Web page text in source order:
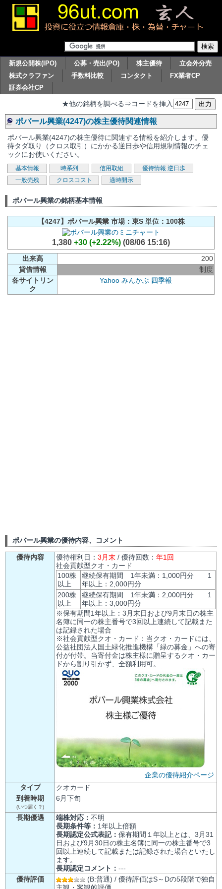
新規公開株(IPO) 公募・売出(PO) 株主優待
立会外分売
株式クラファン
手数料比較 コンタクト
FX業者CP
証券会社CP
★他の銘柄を調べる⇒コードを挿入
ポバール興業(4247)の株主優待関連情報
ポバール興業(4247)の株主優待に関連する情報を紹介します。優
待タダ取り（クロス取引）にかかる逆日歩や信用規制情報のチェ
ックにお使いください。
基本情報 時系列 信用取組 優待情報 逆日歩
一般売残
クロスコスト 適時開示
ポバール興業の銘柄基本情報
【4247】ポバール興業 市場：東S 単位：100株
1,380 +30 (+2.22%) (08/06 15:16)
出来高
200
貸借情報
制度
各サイトリン
ク
Yahoo みんかぶ 四季報
ポバール興業の優待内容、コメント
優待内容 優待権利日： 3月末 / 優待回数： 年1回
社会貢献型クオ・カード
100株
以上
継続保有期間 1年未満：1,000円分 1
年以上：2,000円分
200株
以上
継続保有期間 1年未満：2,000円分 1
年以上：3,000円分
※保有期間1年以上：3月末日および9月末日の株主
名簿に同一の株主番号で3回以上連続して記載また
は記録された場合
※社会貢献型クオ・カード：当クオ・カードには、
公益社団法人国土緑化推進機構「緑の募金」への寄
付が付帯。当寄付金は株主様に贈呈するクオ・カー
ドから割り引かず、全額利用可。
企業の優待紹介ページ
タイプ
クオカード
到着時期
(いつ届く？)
6月下旬
長期優遇 端株対応： 不明
長期条件等： 1年以上倍額
長期認定公式表記： 保有期間１年以上とは、3月31
日および9月30日の株主名簿に同一の株主番号で3
回以上連続して記載または記録された場合といたし
ます。
長期認定コメント： ---
優待評価
(B:普通) / 優待評価はS～Dの5段階で独自